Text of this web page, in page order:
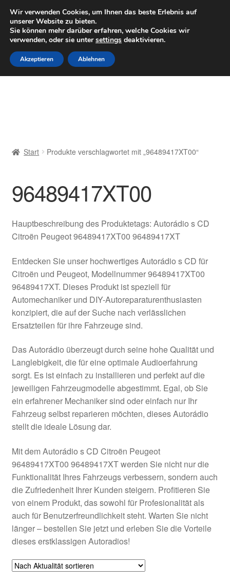
LIEFERUNG ab 6 EUR
Mo–Fr 9–16 Uhr · 0175 7465658
Zur
Navigation
springen
Zum
Inhalt
springen
Datenschutz-Bestimmungen
Impressum
Kontakt
Lieferung
Mein Konto
Über uns
Warenkorb
Weltweiter Versand
Start Produkte verschlagwortet mit „96489417XT00“
96489417XT00
Hauptbeschreibung des Produktetags: Autorádio s CD
Citroën Peugeot 96489417XT00 96489417XT
Entdecken Sie unser hochwertiges Autorádio s CD für
Citroën und Peugeot, Modellnummer 96489417XT00
96489417XT. Dieses Produkt ist speziell für
Automechaniker und DIY-Autoreparaturenthusiasten
konzipiert, die auf der Suche nach verlässlichen
Ersatzteilen für ihre Fahrzeuge sind.
Das Autorádio überzeugt durch seine hohe Qualität und
Langlebigkeit, die für eine optimale Audioerfahrung
sorgt. Es ist einfach zu installieren und perfekt auf die
jeweiligen Fahrzeugmodelle abgestimmt. Egal, ob Sie
ein erfahrener Mechaniker sind oder einfach nur Ihr
Fahrzeug selbst reparieren möchten, dieses Autorádio
stellt die ideale Lösung dar.
Mit dem Autorádio s CD Citroën Peugeot
96489417XT00 96489417XT werden Sie nicht nur die
Funktionalität Ihres Fahrzeugs verbessern, sondern auch
die Zufriedenheit Ihrer Kunden steigern. Profitieren Sie
von einem Produkt, das sowohl für Profesionalität als
auch für Benutzerfreundlichkeit steht. Warten Sie nicht
länger – bestellen Sie jetzt und erleben Sie die Vorteile
dieses erstklassigen Autoradios!
Wir verwenden Cookies, um Ihnen das beste Erlebnis auf
unserer Website zu bieten.
Sie können mehr darüber erfahren, welche Cookies wir
verwenden, oder sie untersettings deaktivieren.
Akzeptieren Ablehnen